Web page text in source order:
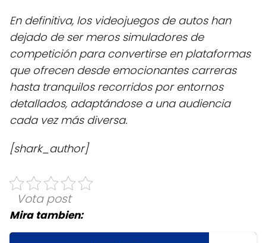
En definitiva, los videojuegos de autos han
dejado de ser meros simuladores de
competición para convertirse en plataformas
que ofrecen desde emocionantes carreras
hasta tranquilos recorridos por entornos
detallados, adaptándose a una audiencia
cada vez más diversa.
[shark_author]
Vota post
Mira tambien: